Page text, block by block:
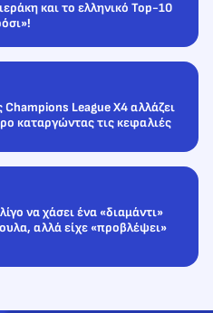
και το ελληνικό Top-10
Champions League X4 αλλάζει
καταργώντας τις κεφαλιές
να χάσει ένα «διαμάντι»
αλλά είχε «προβλέψει»